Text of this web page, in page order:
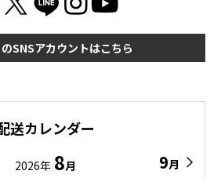
SNSアカウントはこちら
送カレンダー
2026年 8月 9月